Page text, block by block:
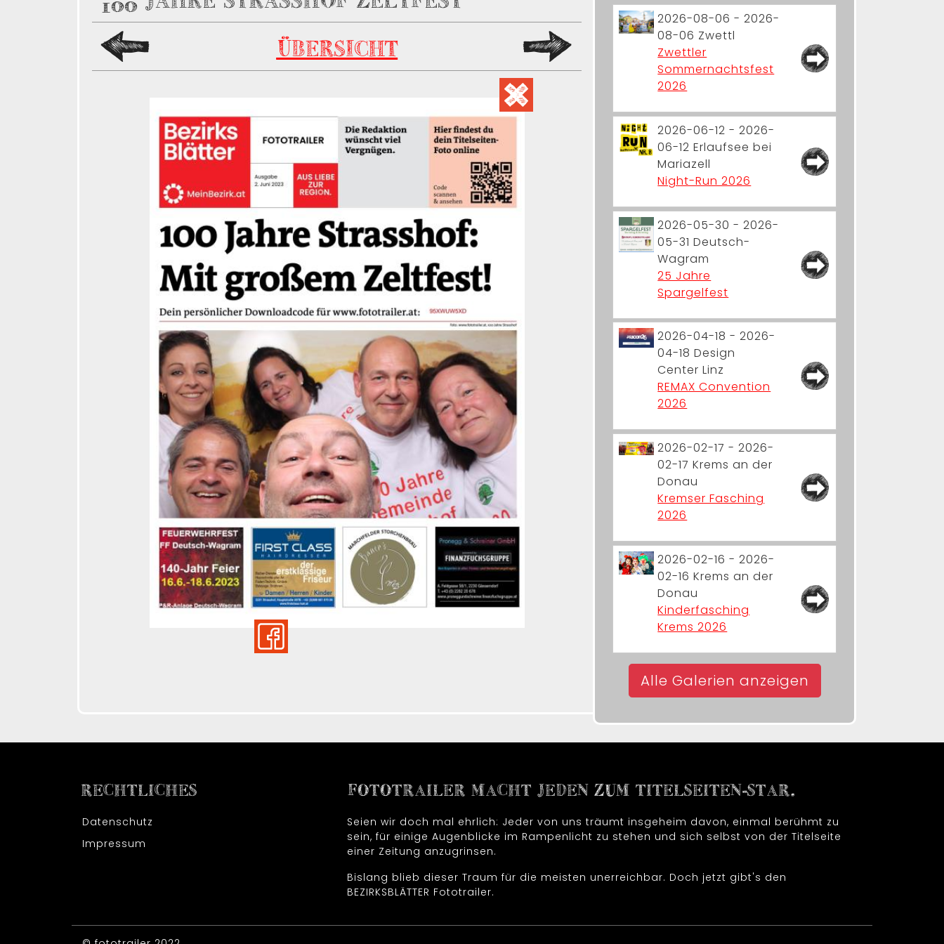
ÜBERSICHT
2026-08-06 - 2026-
08-06 Zwettl
Zwettler
Sommernachtsfest
2026
2026-06-12 - 2026-
06-12 Erlaufsee bei
Mariazell
Night-Run 2026
2026-05-30 - 2026-
05-31 Deutsch-
Wagram
25 Jahre
Spargelfest
2026-04-18 - 2026-
04-18 Design
Center Linz
REMAX Convention
2026
2026-02-17 - 2026-
02-17 Krems an der
Donau
Kremser Fasching
2026
2026-02-16 - 2026-
02-16 Krems an der
Donau
Kinderfasching
Krems 2026
Alle Galerien anzeigen
RECHTLICHES
Datenschutz
Impressum
FOTOTRAILER MACHT JEDEN ZUM TITELSEITEN-STAR.
Seien wir doch mal ehrlich: Jeder von uns träumt insgeheim davon, einmal berühmt zu
sein, für einige Augenblicke im Rampenlicht zu stehen und sich selbst von der Titelseite
einer Zeitung anzugrinsen.
Bislang blieb dieser Traum für die meisten unerreichbar. Doch jetzt gibt's den
BEZIRKSBLÄTTER Fototrailer.